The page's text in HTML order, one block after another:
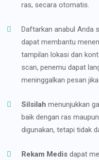
ras, secara otomatis.
Daftarkan anabul Anda
dapat membantu
tampilan lokasi dan
scan, penemu dapat
meninggalkan pesan
Silsilah menunjukkan
baik dengan ras
digunakan, tetapi tidak
Rekam Medis dapat